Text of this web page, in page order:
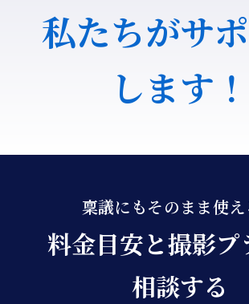
私たちがサ
します！
稟議にもそのまま使え
料金目安と撮影プ
相談する